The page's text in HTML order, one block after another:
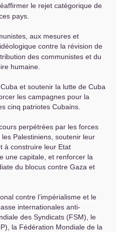
le rejet catégorique de
pays.
aux mesures et
contre la révision de
des communistes et du
humaine.
et soutenir la lutte de Cuba
les campagnes pour la
cinq patriotes Cubains.
perpétrées par les forces
Palestiniens, soutenir leur
à construire leur Etat
une capitale, et renforcer la
du blocus contre Gaza et
contre l’impérialisme et le
internationales anti-
des Syndicats (FSM), le
), la Fédération Mondiale de la